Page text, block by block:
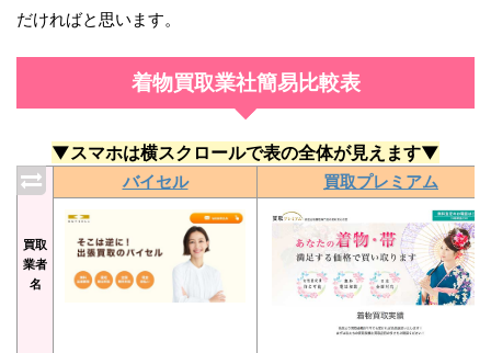
だければと思います。
着物買取業社簡易比較表
▼スマホは横スクロールで表の全体が見えます▼
買取
業者
名
バイセル 買取プレミアム